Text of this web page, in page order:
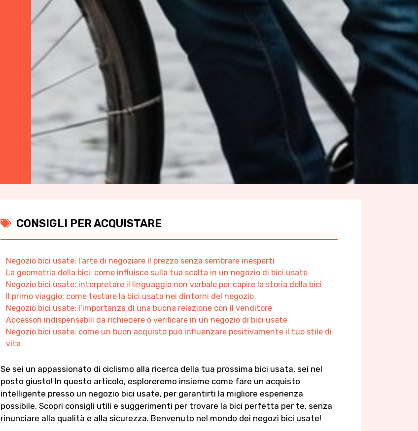
CONSIGLI PER ACQUISTARE
Negozio bici usate: l’arte di negoziare il prezzo senza sembrare inesperti
La geometria della bici: come influisce sulla tua scelta in un negozio di bici usate
Negozio bici usate: interpretare il linguaggio non verbale per capire la storia della bici
Il primo viaggio: come testare la bici usata nei dintorni del negozio
Negozio bici usate: l’importanza di una buona relazione con il venditore
Accessori indispensabili da richiedere o verificare in un negozio di bici usate
Negozio bici usate: come un buon acquisto può influenzare positivamente il tuo stile di
vita
Se sei un appassionato di ciclismo alla ricerca della tua prossima bici usata, sei nel
posto giusto! In questo articolo, esploreremo insieme come fare un acquisto
intelligente presso un negozio bici usate, per garantirti la migliore esperienza
possibile. Scopri consigli utili e suggerimenti per trovare la bici perfetta per te, senza
rinunciare alla qualità e alla sicurezza. Benvenuto nel mondo dei negozi bici usate!